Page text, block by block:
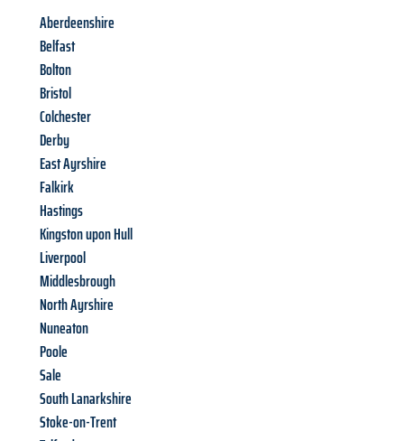
Aberdeenshire
Belfast
Bolton
Bristol
Colchester
Derby
East Ayrshire
Falkirk
Hastings
Kingston upon Hull
Liverpool
Middlesbrough
North Ayrshire
Nuneaton
Poole
Sale
South Lanarkshire
Stoke-on-Trent